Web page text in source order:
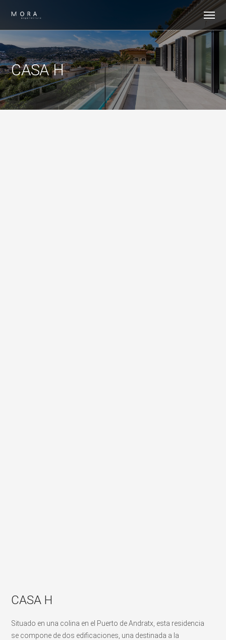
CASA H
CASA H
Situado en una colina en el Puerto de Andratx, esta residencia
se compone de dos edificaciones, una destinada a la